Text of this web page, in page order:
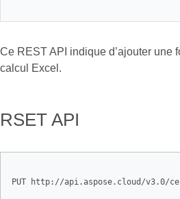
Ce REST API indique d’ajouter une
calcul Excel.
RSET API
PUT http://api.aspose.cloud/v3.0/